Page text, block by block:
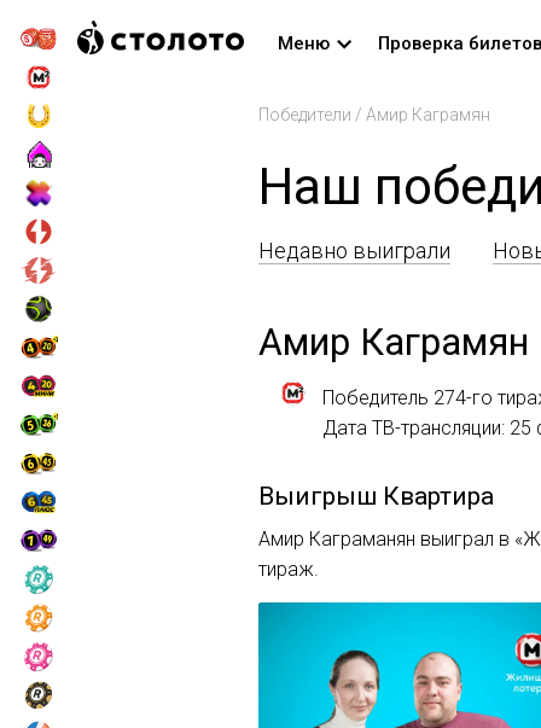
Меню Проверка билетов
Победители / Амир Каграмян
Наш
Недавно выиграли
Амир Каграмян
Победитель 274-го
Дата ТВ-трансляции:
Выигрыш Квартира
Амир Каграманян выиграл в
тираж.